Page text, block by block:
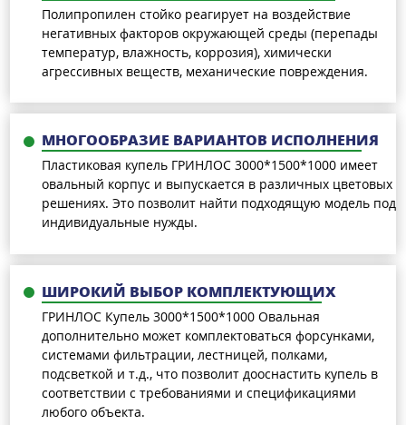
Полипропилен стойко реагирует на воздействие
негативных факторов окружающей среды (перепады
температур, влажность, коррозия), химически
агрессивных веществ, механические повреждения.
МНОГООБРАЗИЕ ВАРИАНТОВ ИСПОЛНЕНИЯ
Пластиковая купель ГРИНЛОС 3000*1500*1000 имеет
овальный корпус и выпускается в различных цветовых
решениях. Это позволит найти подходящую модель под
индивидуальные нужды.
ШИРОКИЙ ВЫБОР КОМПЛЕКТУЮЩИХ
ГРИНЛОС Купель 3000*1500*1000 Овальная
дополнительно может комплектоваться форсунками,
системами фильтрации, лестницей, полками,
подсветкой и т.д., что позволит дооснастить купель в
соответствии с требованиями и спецификациями
любого объекта.